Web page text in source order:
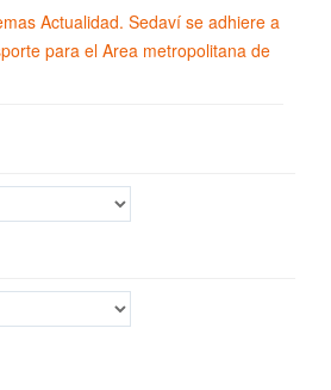
Actualidad. Sedaví se adhiere a
para el Area metropolitana de